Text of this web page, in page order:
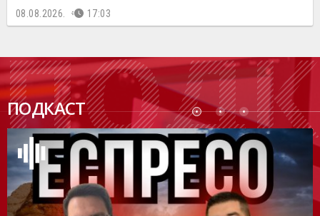
08.08.2026. 17:03
ПОДКАСТ
ПОДК